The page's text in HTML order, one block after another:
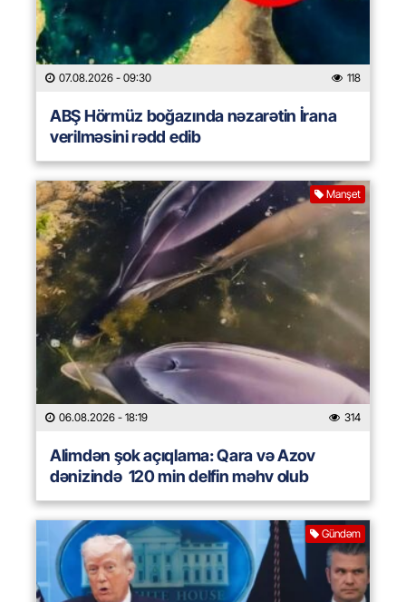
07.08.2026 - 09:30 118
ABŞ Hörmüz boğazında nəzarətin İrana
verilməsini rədd edib
Manşet
06.08.2026 - 18:19 314
Alimdən şok açıqlama: Qara və Azov
dənizində 120 min delfin məhv olub
Gündəm